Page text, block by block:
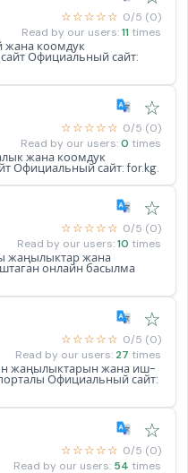
☆☆☆☆☆ 0/5 (0)
Read by our users:11 times
жана коомдук
Официальный сайт:
☆
☆☆☆☆☆ 0/5 (0)
Read by our users:0 times
жана коомдук
Официальный сайт: for.kg.
☆
☆☆☆☆☆ 0/5 (0)
Read by our users:10 times
жаңылыктар жана
онлайн басылма
☆
☆☆☆☆☆ 0/5 (0)
Read by our users: 27 times
жаңылыктарын жана иш-
Официальный сайт:
☆
☆☆☆☆☆ 0/5 (0)
Read by our users: 54 times